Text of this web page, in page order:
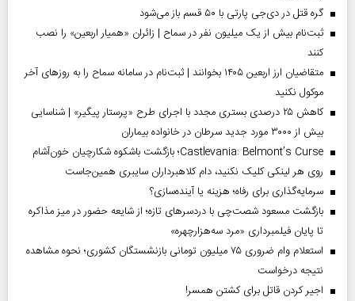
گره قتل در دی‌جی پارتی با ۵۰ قسم باز می‌شود
ثبت‌نام بیش از یک میلیون نفر در سماح | زائران «همیار اربعین» را نصب
کنند
متقاضیان ارز اربعین ۱۴۰۵ بخوانند | ثبت‌نام در سامانه سماح را به روز‌های آخر
موکول نکنید
کاهش ۲۵ درصدی بستری مجدد با اجرای طرح «پرستار پیگیر» | شناسایی
بیش از ۳۰۰۰ مورد جدید سرطان در خانواده بیماران
Castlevania: Belmont’s Curse؛ بازگشت باشکوه شکارچیان خون‌آشام
روی هر لینکی کلیک نکنید، دام کلاهبرداران سایبری همین‌جاست
سرمایه‌گذاری برای رفاه؛ هزینه یا آینده‌سازی؟
بازگشت مسعود شصت‌چی با دردسر‌های تازه؛ از شایعه حضور در میز مذاکره
تا پایان فیلمبرداری «مرد سه‌هزارچهره»
استعلام وام ضروری ۷۵ میلیون تومانی بازنشستگان کشوری؛ نحوه مشاهده
نتیجه درخواست
اجیر کردن قاتل برای کشتن همسر!